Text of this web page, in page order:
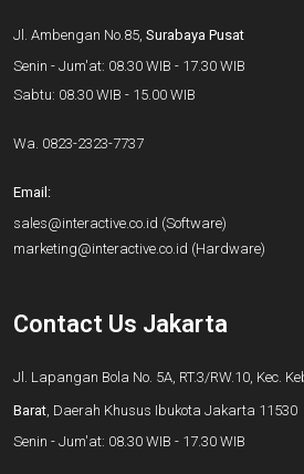
Jl. Ambengan No.85, Surabaya Pusat
Senin - Jum'at: 08.30 WIB - 17.30 WIB
Sabtu: 08.30 WIB - 15.00 WIB
Wa. 0823-2323-7737
Email:
sales@interactive.co.id (Software)
marketing@interactive.co.id (Hardware)
Contact Us Jakarta
Jl. Lapangan Bola No. 5A, RT.3/RW.10, Kec.
Barat, Daerah Khusus Ibukota Jakarta 11530
Senin - Jum'at: 08.30 WIB - 17.30 WIB